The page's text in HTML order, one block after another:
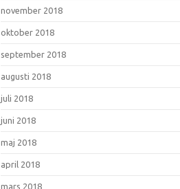
november 2018
oktober 2018
september 2018
augusti 2018
juli 2018
juni 2018
maj 2018
april 2018
mars 2018